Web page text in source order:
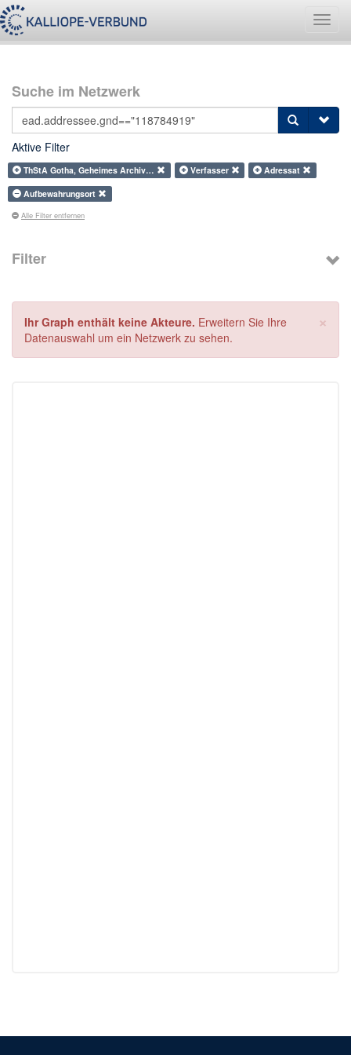
Suche im Netzwerk
Aktive Filter
ThStA Gotha, Geheimes Archiv… Verfasser
Adressat
Aufbewahrungsort
Alle Filter entfernen
Filter
×
Ihr Graph enthält keine Akteure. Erweitern Sie Ihre
Datenauswahl um ein Netzwerk zu sehen.